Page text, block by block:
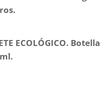
ECOLÓGICO. Botella